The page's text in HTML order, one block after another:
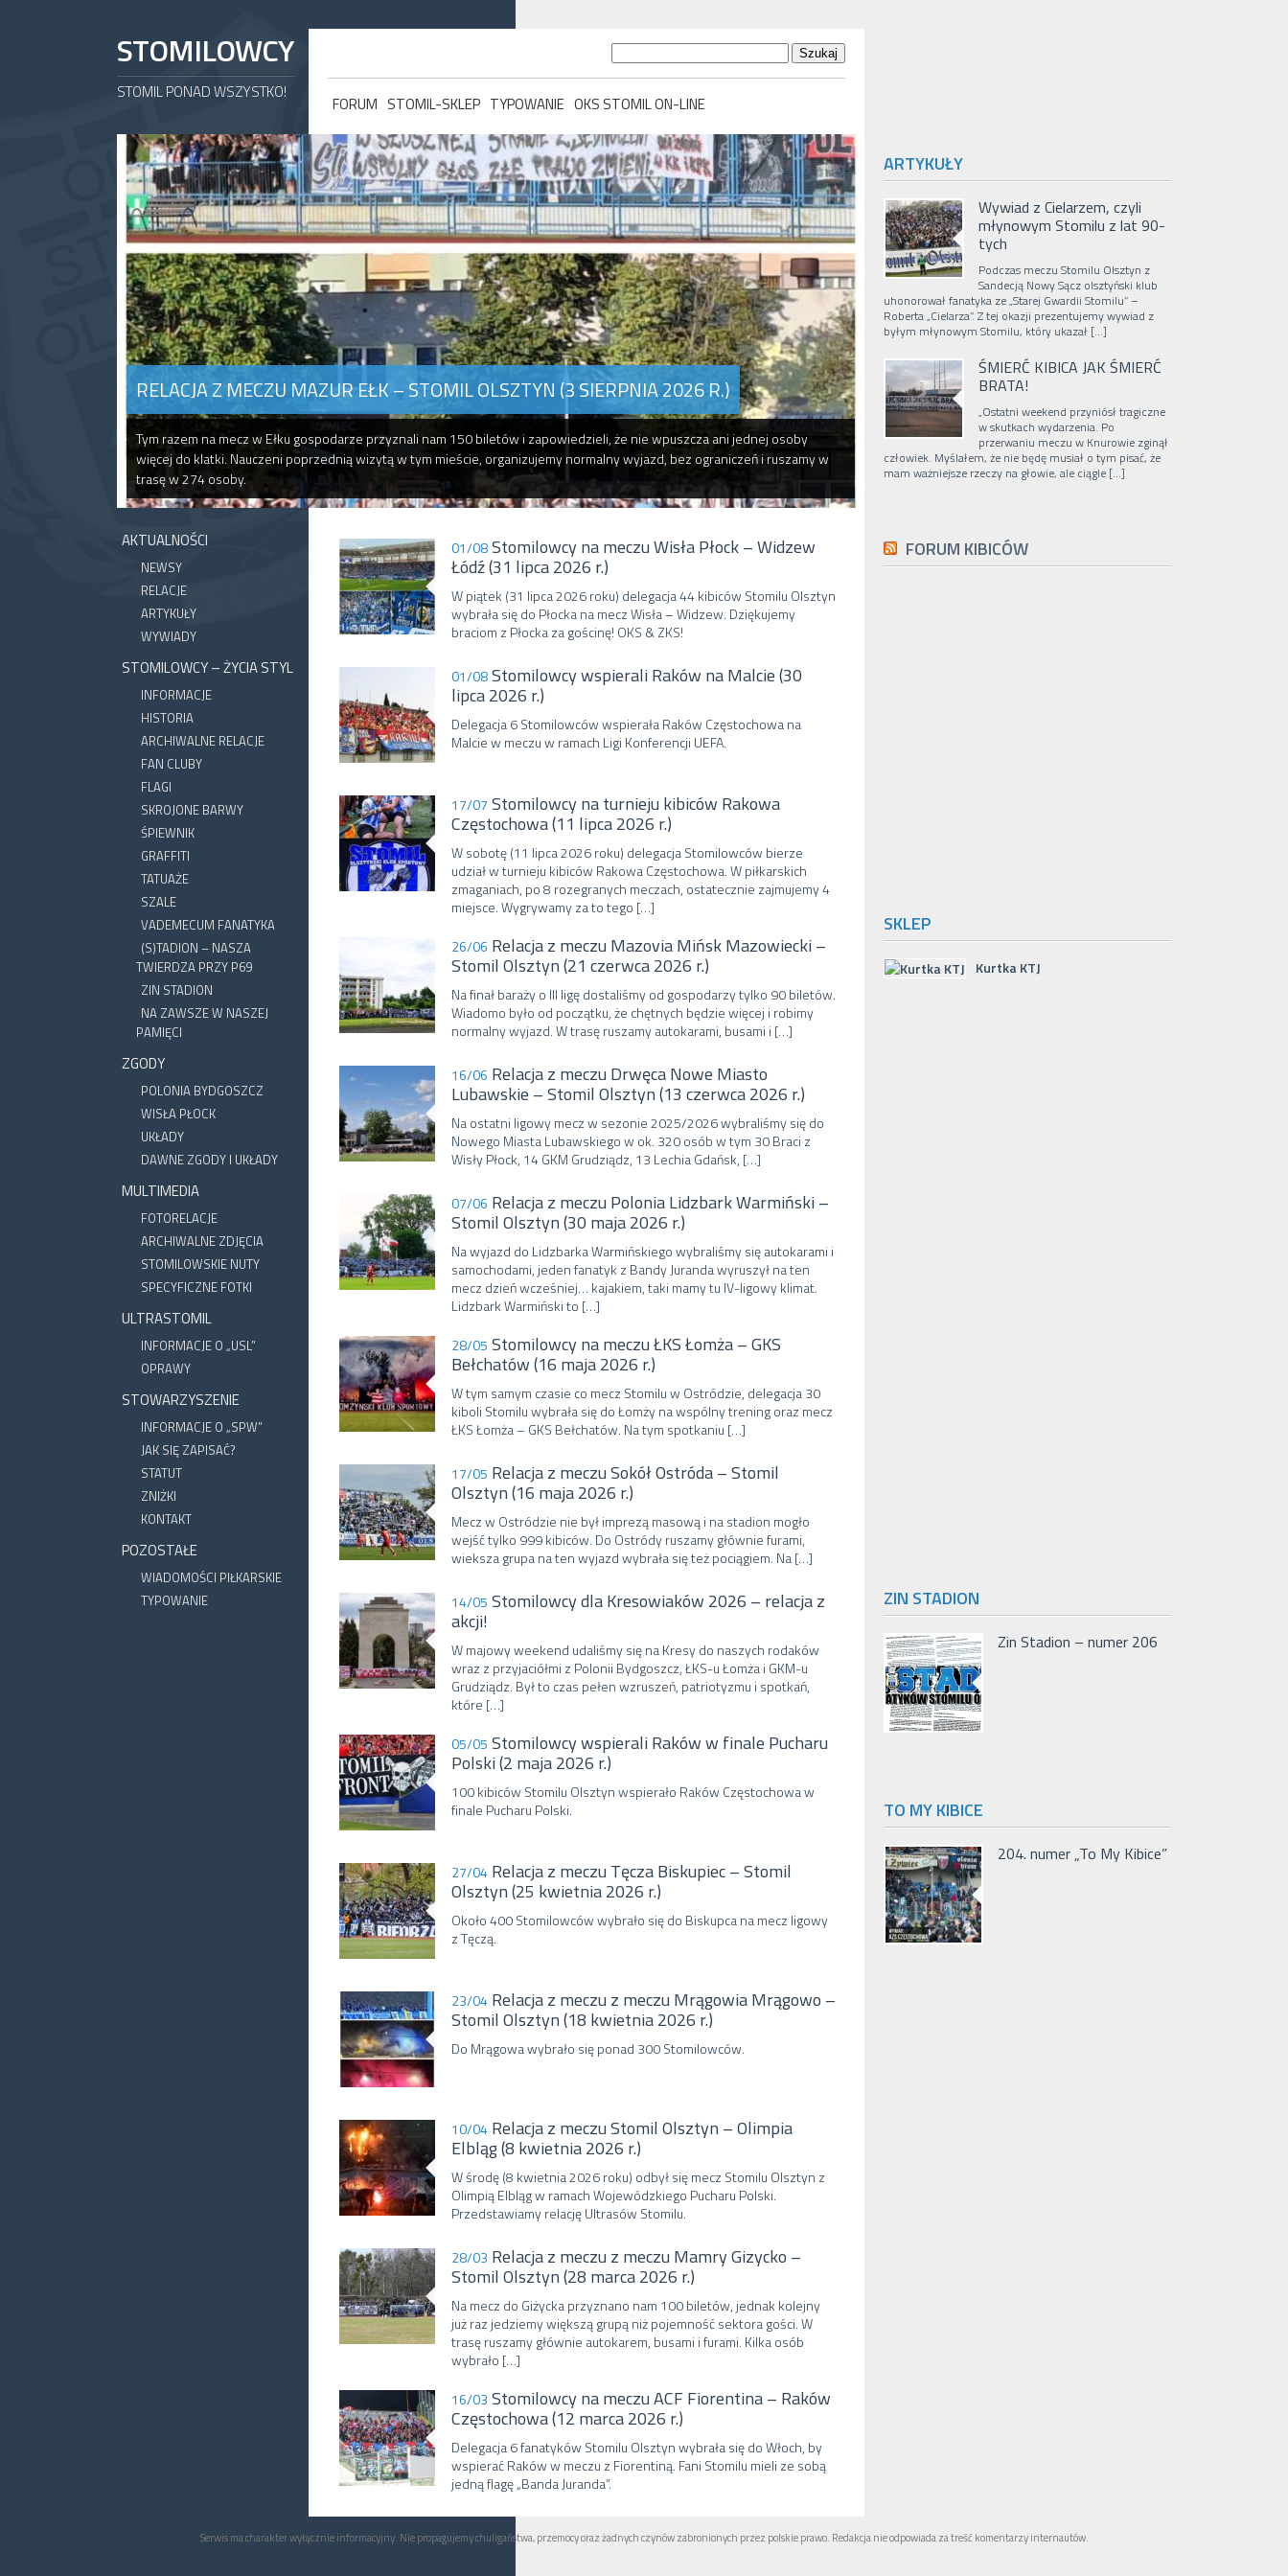
STOMILOWCY
STOMIL PONAD WSZYSTKO!
FORUM STOMIL-SKLEP TYPOWANIE OKS STOMIL ON-LINE
RELACJA Z MECZU MAZUR EŁK – STOMIL OLSZTYN (3 SIERPNIA 2026 R.)
Tym razem na mecz w Ełku gospodarze przyznali nam 150 biletów i zapowiedzieli, że nie wpuszcza ani jednej osoby
więcej do klatki. Nauczeni poprzednią wizytą w tym mieście, organizujemy normalny wyjazd, bez ograniczeń i ruszamy w
trasę w 274 osoby.
AKTUALNOŚCI
NEWSY
RELACJE
ARTYKUŁY
WYWIADY
STOMILOWCY – ŻYCIA STYL
INFORMACJE
HISTORIA
ARCHIWALNE RELACJE
FAN CLUBY
FLAGI
SKROJONE BARWY
ŚPIEWNIK
GRAFFITI
TATUAŻE
SZALE
VADEMECUM FANATYKA
(S)TADION – NASZA
TWIERDZA PRZY P69
ZIN STADION
NA ZAWSZE W NASZEJ
PAMIĘCI
ZGODY
POLONIA BYDGOSZCZ
WISŁA PŁOCK
UKŁADY
DAWNE ZGODY I UKŁADY
MULTIMEDIA
FOTORELACJE
ARCHIWALNE ZDJĘCIA
STOMILOWSKIE NUTY
SPECYFICZNE FOTKI
ULTRASTOMIL
INFORMACJE O „USL”
OPRAWY
STOWARZYSZENIE
INFORMACJE O „SPW”
JAK SIĘ ZAPISAĆ?
STATUT
ZNIŻKI
KONTAKT
POZOSTAŁE
WIADOMOŚCI PIŁKARSKIE
TYPOWANIE
01/08Stomilowcy na meczu Wisła Płock – Widzew
Łódź (31 lipca 2026 r.)
W piątek (31 lipca 2026 roku) delegacja 44 kibiców Stomilu Olsztyn
wybrała się do Płocka na mecz Wisła – Widzew. Dziękujemy
braciom z Płocka za gościnę! OKS & ZKS!
01/08Stomilowcy wspierali Raków na Malcie (30
lipca 2026 r.)
Delegacja 6 Stomilowców wspierała Raków Częstochowa na
Malcie w meczu w ramach Ligi Konferencji UEFA.
17/07 Stomilowcy na turnieju kibiców Rakowa
Częstochowa (11 lipca 2026 r.)
W sobotę (11 lipca 2026 roku) delegacja Stomilowców bierze
udział w turnieju kibiców Rakowa Częstochowa. W piłkarskich
zmaganiach, po 8 rozegranych meczach, ostatecznie zajmujemy 4
miejsce. Wygrywamy za to tego […]
26/06 Relacja z meczu Mazovia Mińsk Mazowiecki –
Stomil Olsztyn (21 czerwca 2026 r.)
Na finał baraży o III ligę dostaliśmy od gospodarzy tylko 90 biletów.
Wiadomo było od początku, że chętnych będzie więcej i robimy
normalny wyjazd. W trasę ruszamy autokarami, busami i […]
16/06 Relacja z meczu Drwęca Nowe Miasto
Lubawskie – Stomil Olsztyn (13 czerwca 2026 r.)
Na ostatni ligowy mecz w sezonie 2025/2026 wybraliśmy się do
Nowego Miasta Lubawskiego w ok. 320 osób w tym 30 Braci z
Wisły Płock, 14 GKM Grudziądz, 13 Lechia Gdańsk, […]
07/06 Relacja z meczu Polonia Lidzbark Warmiński –
Stomil Olsztyn (30 maja 2026 r.)
Na wyjazd do Lidzbarka Warmińskiego wybraliśmy się autokarami i
samochodami, jeden fanatyk z Bandy Juranda wyruszył na ten
mecz dzień wcześniej… kajakiem, taki mamy tu IV-ligowy klimat.
Lidzbark Warmiński to […]
28/05 Stomilowcy na meczu ŁKS Łomża – GKS
Bełchatów (16 maja 2026 r.)
W tym samym czasie co mecz Stomilu w Ostródzie, delegacja 30
kiboli Stomilu wybrała się do Łomży na wspólny trening oraz mecz
ŁKS Łomża – GKS Bełchatów. Na tym spotkaniu […]
17/05 Relacja z meczu Sokół Ostróda – Stomil
Olsztyn (16 maja 2026 r.)
Mecz w Ostródzie nie był imprezą masową i na stadion mogło
wejść tylko 999 kibiców. Do Ostródy ruszamy głównie furami,
wieksza grupa na ten wyjazd wybrała się też pociągiem. Na […]
14/05 Stomilowcy dla Kresowiaków 2026 – relacja z
akcji!
W majowy weekend udaliśmy się na Kresy do naszych rodaków
wraz z przyjaciółmi z Polonii Bydgoszcz, ŁKS-u Łomża i GKM-u
Grudziądz. Był to czas pełen wzruszeń, patriotyzmu i spotkań,
które […]
05/05 Stomilowcy wspierali Raków w finale Pucharu
Polski (2 maja 2026 r.)
100 kibiców Stomilu Olsztyn wspierało Raków Częstochowa w
finale Pucharu Polski.
27/04 Relacja z meczu Tęcza Biskupiec – Stomil
Olsztyn (25 kwietnia 2026 r.)
Około 400 Stomilowców wybrało się do Biskupca na mecz ligowy
z Tęczą.
23/04 Relacja z meczu z meczu Mrągowia Mrągowo –
Stomil Olsztyn (18 kwietnia 2026 r.)
Do Mrągowa wybrało się ponad 300 Stomilowców.
10/04 Relacja z meczu Stomil Olsztyn – Olimpia
Elbląg (8 kwietnia 2026 r.)
W środę (8 kwietnia 2026 roku) odbył się mecz Stomilu Olsztyn z
Olimpią Elbląg w ramach Wojewódzkiego Pucharu Polski.
Przedstawiamy relację Ultrasów Stomilu.
28/03 Relacja z meczu z meczu Mamry Gizycko –
Stomil Olsztyn (28 marca 2026 r.)
Na mecz do Giżycka przyznano nam 100 biletów, jednak kolejny
już raz jedziemy większą grupą niż pojemność sektora gości. W
trasę ruszamy głównie autokarem, busami i furami. Kilka osób
wybrało […]
16/03 Stomilowcy na meczu ACF Fiorentina – Raków
Częstochowa (12 marca 2026 r.)
Delegacja 6 fanatyków Stomilu Olsztyn wybrała się do Włoch, by
wspierać Raków w meczu z Fiorentiną. Fani Stomilu mieli ze sobą
jedną flagę „Banda Juranda”.
ARTYKUŁY
Wywiad z Cielarzem, czyli
młynowym Stomilu z lat 90-
tych
Podczas meczu Stomilu Olsztyn z
Sandecją Nowy Sącz olsztyński klub
uhonorował fanatyka ze „Starej Gwardii Stomilu” –
Roberta „Cielarza”. Z tej okazji prezentujemy wywiad z
byłym młynowym Stomilu, który ukazał […]
ŚMIERĆ KIBICA JAK ŚMIERĆ
BRATA!
„Ostatni weekend przyniósł tragiczne
w skutkach wydarzenia. Po
przerwaniu meczu w Knurowie zginął
człowiek. Myślałem, że nie będę musiał o tym pisać, że
mam ważniejsze rzeczy na głowie, ale ciągle […]
FORUM KIBICÓW
SKLEP
Kurtka KTJ
ZIN STADION
Zin Stadion – numer 206
TO MY KIBICE
204. numer „To My Kibice”
Serwis ma charakter wyłącznie informacyjny. Nie propagujemy chuligaństwa, przemocy oraz żadnych czynów zabronionych przez polskie prawo. Redakcja nie odpowiada za treść komentarzy internautów.